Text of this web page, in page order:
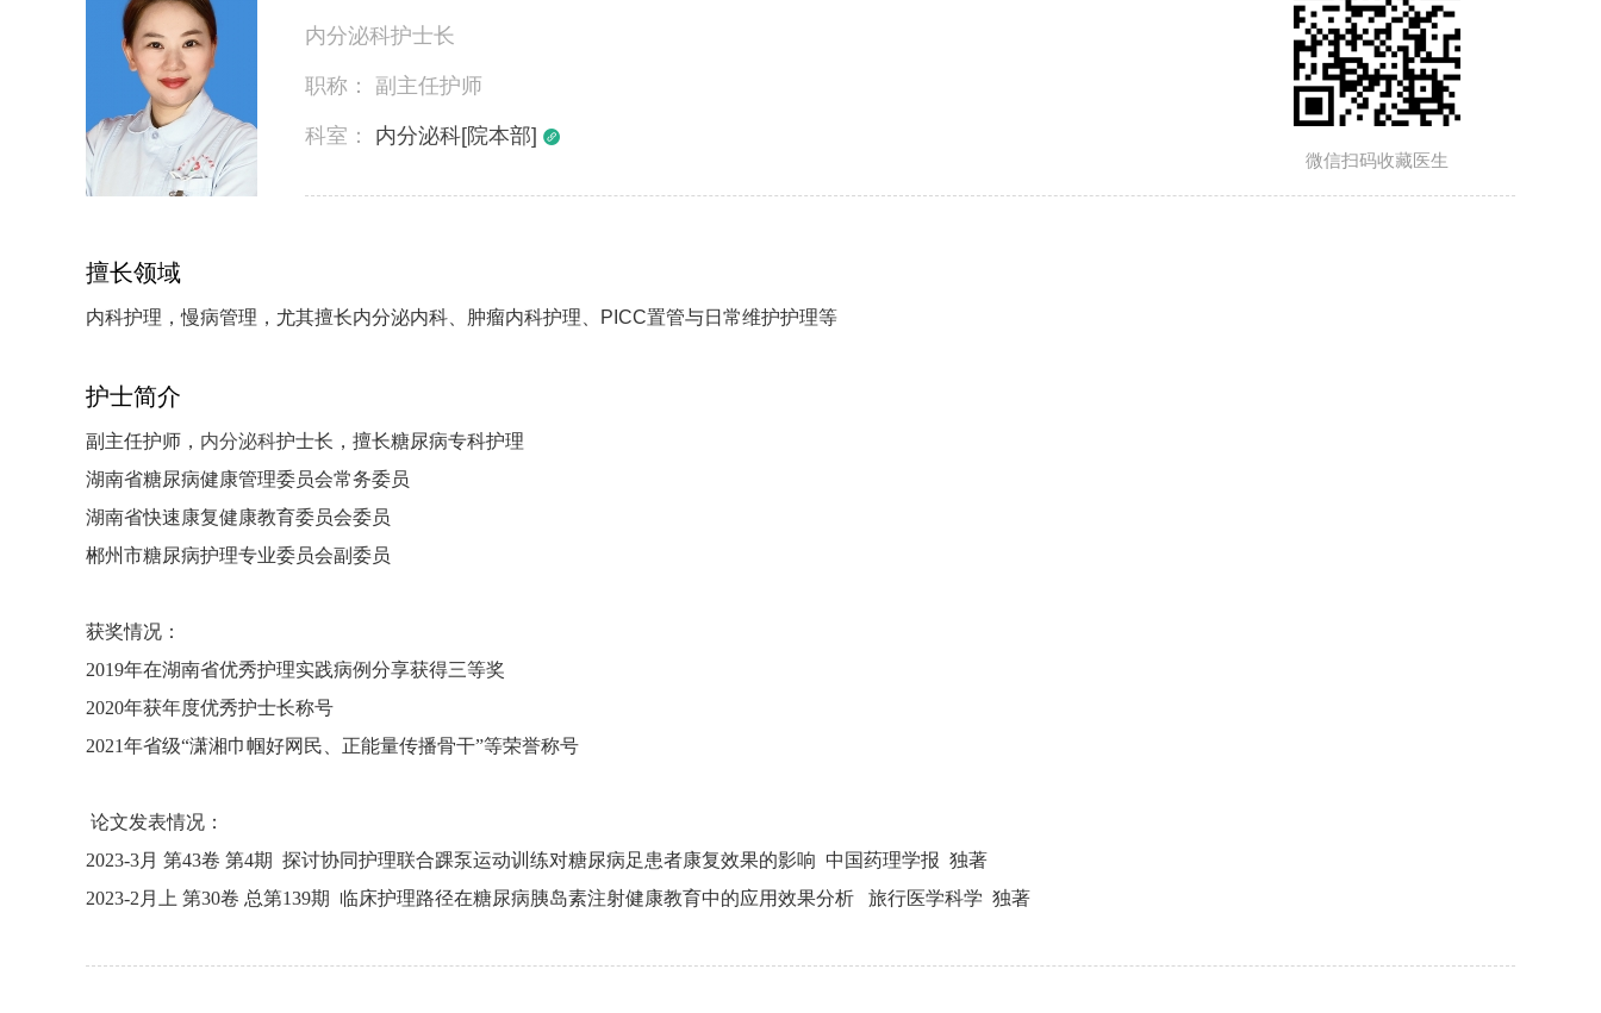
内分泌科护士长
职称： 副主任护师
科室： 内分泌科[院本部] 
微信扫码收藏医生
擅长领域
内科护理，慢病管理，尤其擅长内分泌内科、肿瘤内科护理、PICC置管与日常维护护理等
护士简介
副主任护师， 内分泌科护士长，擅长糖尿病专科护理
湖南省糖尿病健康管理委员会常务委员
湖南省快速康复健康教育委员会委员
郴州市糖尿病护理专业委员会副委员
获奖情况：
2019年在湖南省优秀护理实践病例分享获得三等奖
2020年获年度优秀护士长称号
2021年省级“潇湘巾帼好网民、正能量传播骨干”等荣誉称号
论文发表情况：
2023-3月 第43卷 第4期 探讨协同护理联合踝泵运动训练对糖尿病足患者康复效果的影响 中国药理学报 独著
2023-2月上 第30卷 总第139期 临床护理路径在糖尿病胰岛素注射健康教育中的应用效果分析 旅行医学科学 独著